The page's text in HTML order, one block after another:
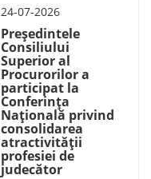
24-07-2026
Președintele
Consiliului
Superior al
Procurorilor a
participat la
Conferința
Națională privind
consolidarea
atractivității
profesiei de
judecător